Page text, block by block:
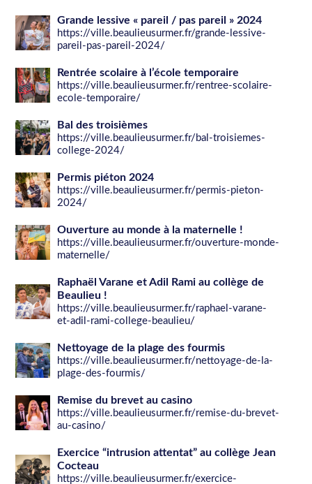
Grande lessive « pareil / pas pareil » 2024
https://ville.beaulieusurmer.fr/grande-lessive-
pareil-pas-pareil-2024/
Rentrée scolaire à l’école temporaire
https://ville.beaulieusurmer.fr/rentree-scolaire-
ecole-temporaire/
Bal des troisièmes
https://ville.beaulieusurmer.fr/bal-troisiemes-
college-2024/
Permis piéton 2024
https://ville.beaulieusurmer.fr/permis-pieton-
2024/
Ouverture au monde à la maternelle !
https://ville.beaulieusurmer.fr/ouverture-monde-
maternelle/
Raphaël Varane et Adil Rami au collège de
Beaulieu !
https://ville.beaulieusurmer.fr/raphael-varane-
et-adil-rami-college-beaulieu/
Nettoyage de la plage des fourmis
https://ville.beaulieusurmer.fr/nettoyage-de-la-
plage-des-fourmis/
Remise du brevet au casino
https://ville.beaulieusurmer.fr/remise-du-brevet-
au-casino/
Exercice “intrusion attentat” au collège Jean
Cocteau
https://ville.beaulieusurmer.fr/exercice-